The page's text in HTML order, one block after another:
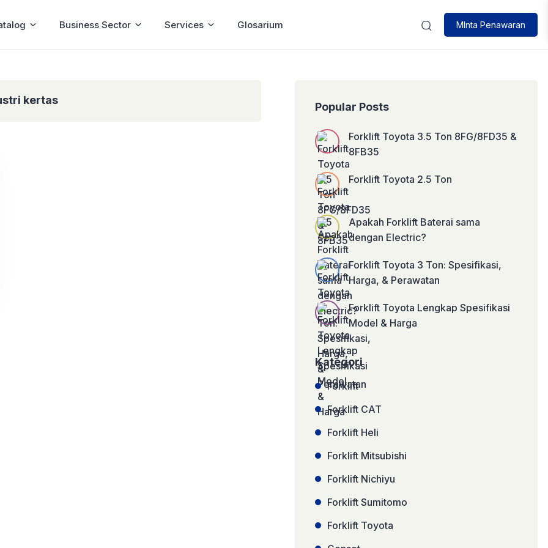
MInta Penawaran
Business Sector Services Glosarium
kertas
Popular Posts
Forklift Toyota 3.5 Ton 8FG/8FD35 &
8FB35
Forklift Toyota 2.5 Ton
Apakah Forklift Baterai sama
dengan Electric?
Forklift Toyota 3 Ton: Spesifikasi,
Harga, & Perawatan
Forklift Toyota Lengkap Spesifikasi
Model & Harga
Kategori
Forklift
Forklift CAT
Forklift Heli
Forklift Mitsubishi
Forklift Nichiyu
Forklift Sumitomo
Forklift Toyota